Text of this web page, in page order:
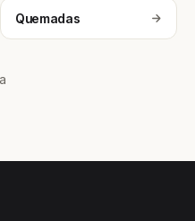
Quemadas